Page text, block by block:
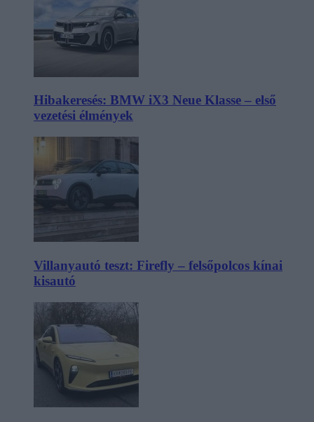
Hibakeresés: BMW iX3 Neue Klasse – első
vezetési élmények
Villanyautó teszt: Firefly – felsőpolcos kínai
kisautó